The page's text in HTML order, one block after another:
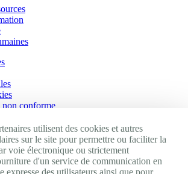
conforme
utilisent des cookies et autres
sur le site pour permettre ou faciliter la
voie électronique ou strictement
d'un service de communication en
expresse des utilisateurs ainsi que pour